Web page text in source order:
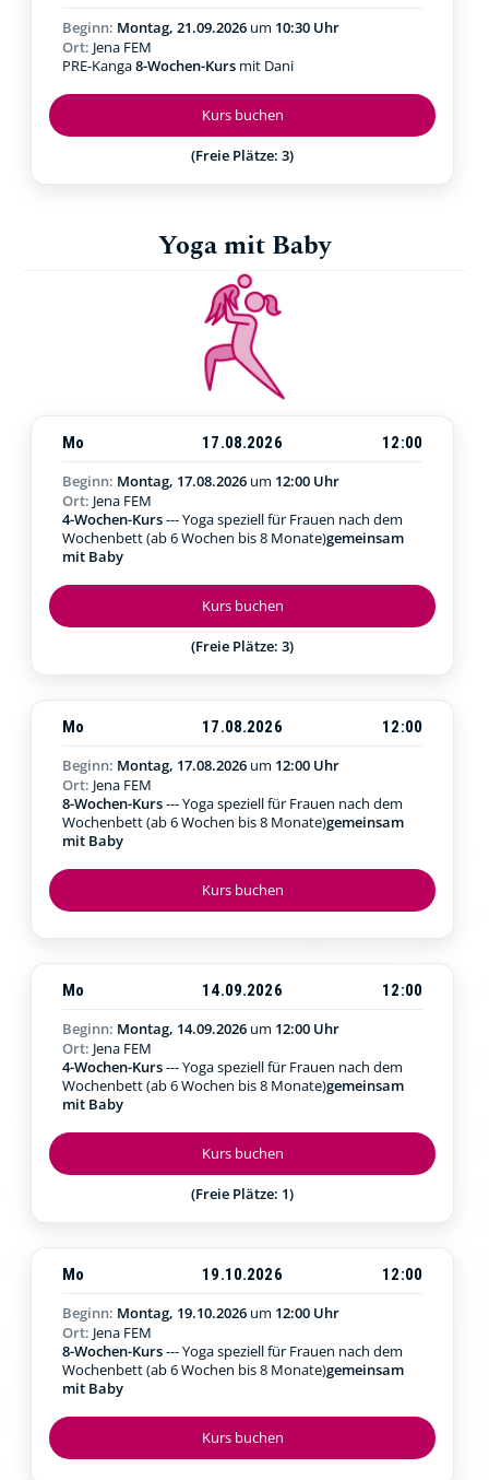
Kurs buchen
(Freie Plätze: 3)
Beginn: Montag, 21.09.2026 um 10:30 Uhr
Ort: Jena FEM
PRE-Kanga8-Wochen-Kurs mit Dani
Yoga mit Baby
Kurs buchen
(Freie Plätze: 3)
Mo 17.08.2026
12:00
Beginn: Montag, 17.08.2026 um 12:00 Uhr
Ort: Jena FEM
4-Wochen-Kurs--- Yoga speziell für Frauen nach dem
Wochenbett (ab 6 Wochen bis 8 Monate)gemeinsam
mit Baby
Kurs buchen
Mo 17.08.2026
12:00
Beginn: Montag, 17.08.2026 um 12:00 Uhr
Ort: Jena FEM
8-Wochen-Kurs--- Yoga speziell für Frauen nach dem
Wochenbett (ab 6 Wochen bis 8 Monate)gemeinsam
mit Baby
Kurs buchen
(Freie Plätze: 1)
Mo 14.09.2026
12:00
Beginn: Montag, 14.09.2026 um 12:00 Uhr
Ort: Jena FEM
4-Wochen-Kurs--- Yoga speziell für Frauen nach dem
Wochenbett (ab 6 Wochen bis 8 Monate)gemeinsam
mit Baby
Kurs buchen
Mo 19.10.2026
12:00
Beginn: Montag, 19.10.2026 um 12:00 Uhr
Ort: Jena FEM
8-Wochen-Kurs--- Yoga speziell für Frauen nach dem
Wochenbett (ab 6 Wochen bis 8 Monate)gemeinsam
mit Baby